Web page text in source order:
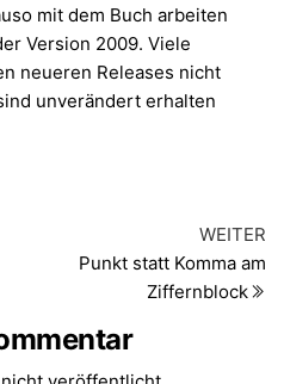
mit dem Buch arbeiten
Version 2009. Viele
neueren Releases nicht
unverändert erhalten
WEITER
Punkt statt Komma am
Ziffernblock